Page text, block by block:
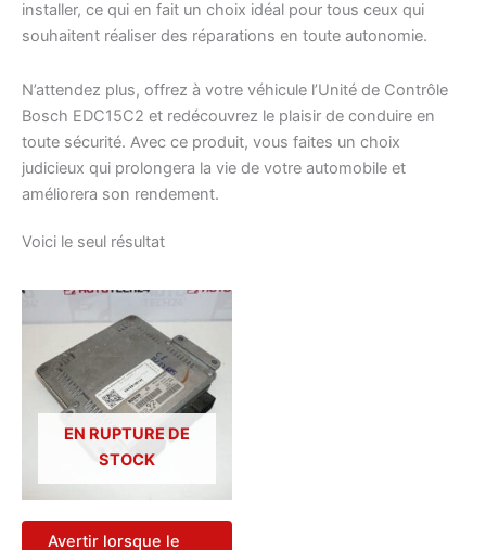
installer, ce qui en fait un choix idéal pour tous ceux qui
souhaitent réaliser des réparations en toute autonomie.
N’attendez plus, offrez à votre véhicule l’Unité de Contrôle
Bosch EDC15C2 et redécouvrez le plaisir de conduire en
toute sécurité. Avec ce produit, vous faites un choix
judicieux qui prolongera la vie de votre automobile et
améliorera son rendement.
Voici le seul résultat
EN RUPTURE DE
STOCK
Avertir lorsque le